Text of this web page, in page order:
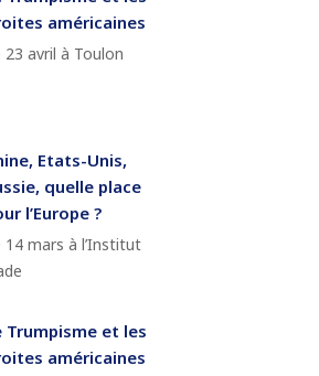
américaines
23 avril à Toulon
Etats-Unis,
quelle place
l’Europe ?
14 mars à l’Institut
Trumpisme et les
américaines